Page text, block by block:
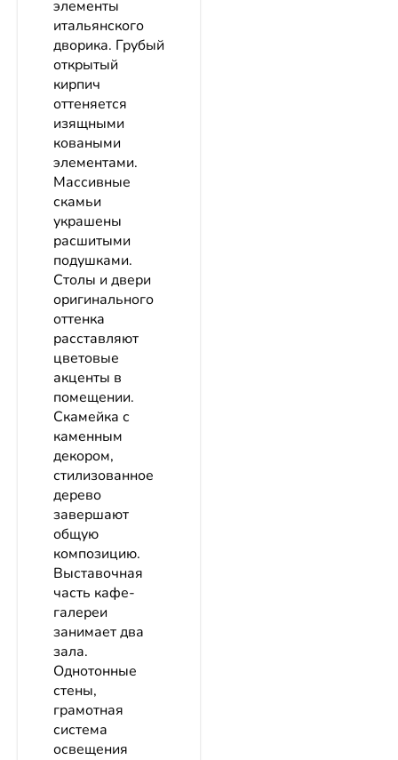
элементы
итальянского
дворика. Грубый
открытый
кирпич
оттеняется
изящными
коваными
элементами.
Массивные
скамьи
украшены
расшитыми
подушками.
Столы и двери
оригинального
оттенка
расставляют
цветовые
акценты в
помещении.
Скамейка с
каменным
декором,
стилизованное
дерево
завершают
общую
композицию.
Выставочная
часть кафе-
галереи
занимает два
зала.
Однотонные
стены,
грамотная
система
освещения